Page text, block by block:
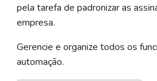
pela tarefa de padronizar as
empresa.
Gerencie e organize todos os
automação.